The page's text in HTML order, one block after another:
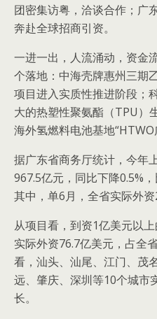
团密集访粤，洽谈合作；广
奔赴全球招商引资。
一进一出，人流涌动，资金
个落地：中海壳牌惠州三期
项目进入实质性推进阶段；
大的热塑性聚氨酯（TPU）
海外氢燃料电池基地
据广东省商务厅统计，今年
967.5亿元，同比下降0.5%
其中，单6月，全省实际外资
从项目看，到资1亿美元以
实际外资76.7亿美元，占全
看，汕头、汕尾、江门、茂
远、肇庆、深圳等10个城市
长。